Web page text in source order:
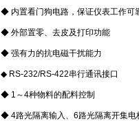
◆ 内置看门狗电路，保证仪表工作可
◆ 外部置零、去皮及打印功能
◆ 强有力的抗电磁干扰能力
◆ RS-232/RS-422串行通讯接口
◆ 1～4种物料的配料控制
◆ 4路光隔离输入、6路光隔离开集电